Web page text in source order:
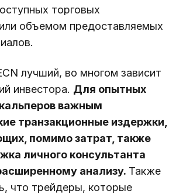
торговых
объемом предоставляемых
лучший, во многом зависит
инвестора. Для опытных
важным
транзакционные издержки,
помимо затрат, также
личного консультанта
анализу. Также
что трейдеры, которые